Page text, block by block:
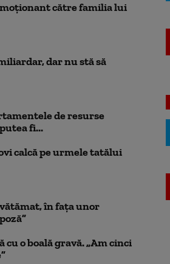
către familia lui
dar nu stă să
de resurse
fi...
calcă pe urmele tatălui
în fața unor
o boală gravă. „Am cinci